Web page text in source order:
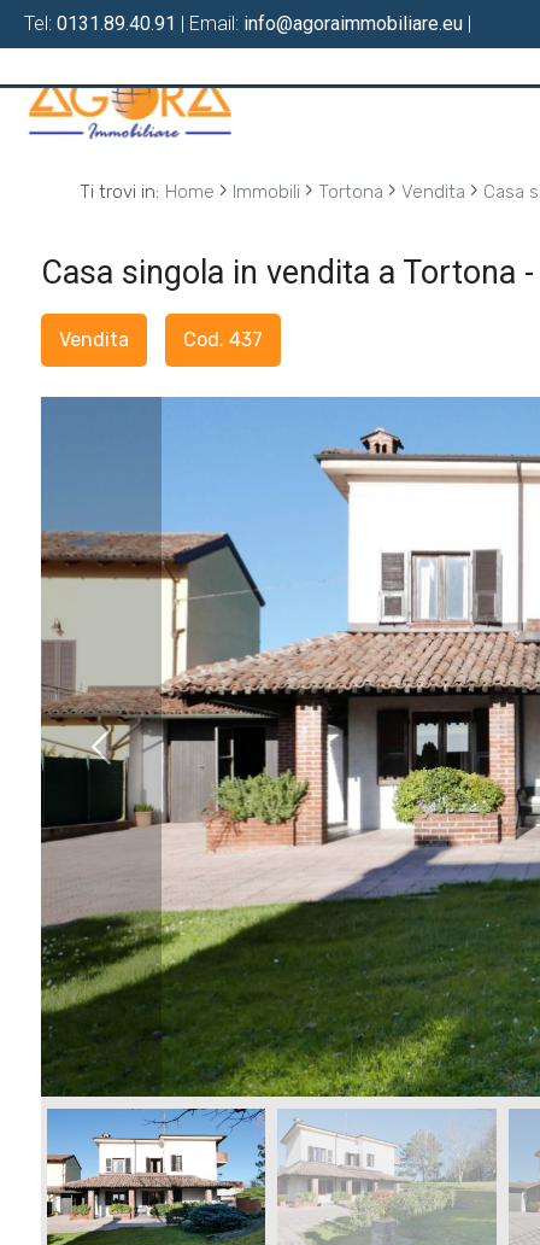
Tel: 0131.89.40.91 | Email: info@agoraimmobiliare.eu |
Ti trovi in: Home › Immobili › Tortona › Vendita › Casa
Casa singola in vendita a Tortona
Vendita Cod. 437
CHI
SIAMO
SERVIZI
LAVORA
VENDITA
CONTATTI
Codice
Contratto
Vendita
cercare
Comune
multiscelta
Qualsiasi
Residenziali
Commerciali
Terreni